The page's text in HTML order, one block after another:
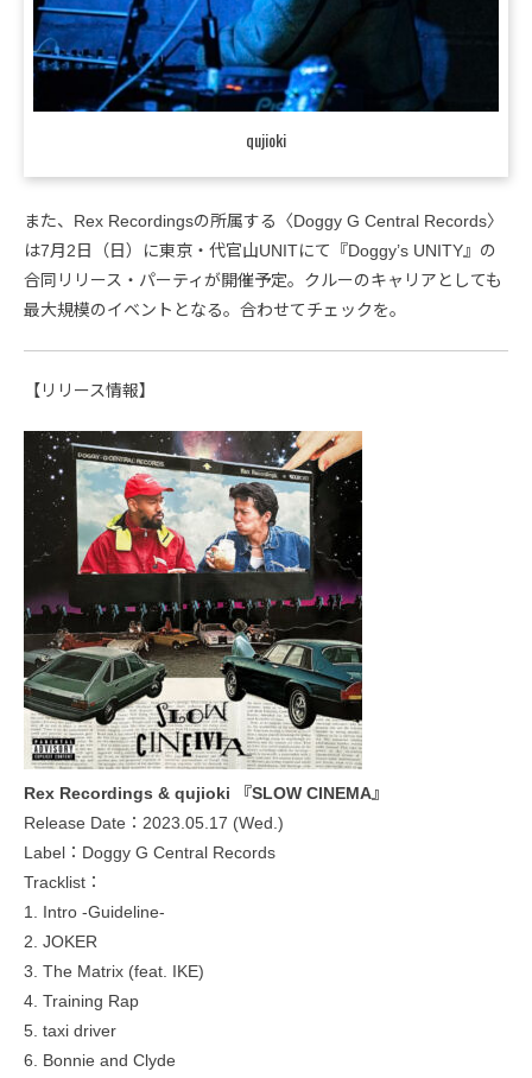
qujioki
また、Rex Recordingsの所属する〈Doggy G Central Records〉
は7月2日（日）に東京・代官山UNITにて『Doggy’s UNITY』の
合同リリース・パーティが開催予定。クルーのキャリアとしても
最大規模のイベントとなる。合わせてチェックを。
【リリース情報】
Rex Recordings & qujioki 『SLOW CINEMA』
Release Date：2023.05.17 (Wed.)
Label：Doggy G Central Records
Tracklist：
1. Intro -Guideline-
2. JOKER
3. The Matrix (feat. IKE)
4. Training Rap
5. taxi driver
6. Bonnie and Clyde